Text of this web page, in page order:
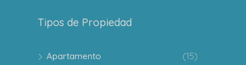
Tipos de Propiedad
Apartamento
(15)